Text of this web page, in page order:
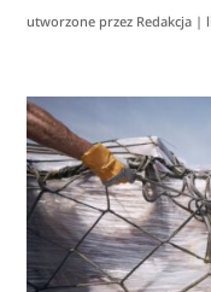
utworzone przez Redakcja |